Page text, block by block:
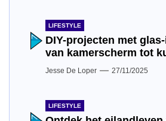
LIFESTYLE
DIY-projecten met
van kamerscherm tot
Jesse De Loper 27/11/2025
LIFESTYLE